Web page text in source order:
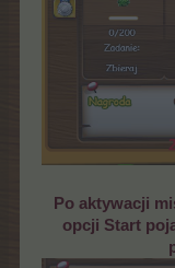
Po aktywacji
opcji Start